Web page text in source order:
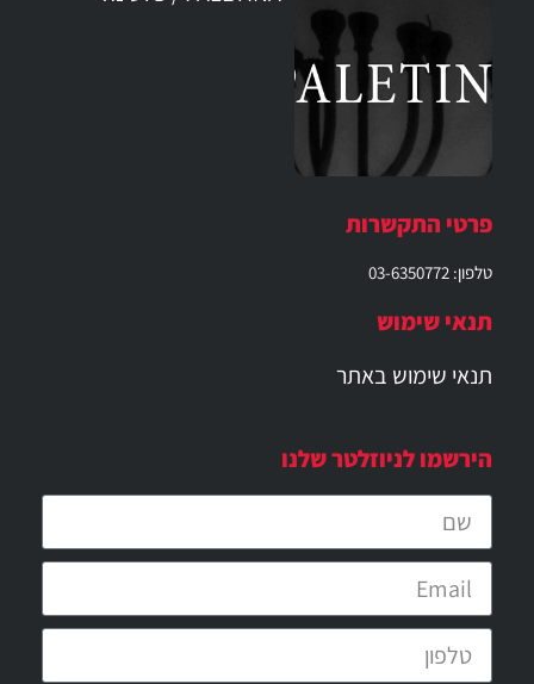
פרטי התקשרות
טלפון: 03-6350772
תנאי שימוש
תנאי שימוש באתר
הירשמו לניוזלטר שלנו